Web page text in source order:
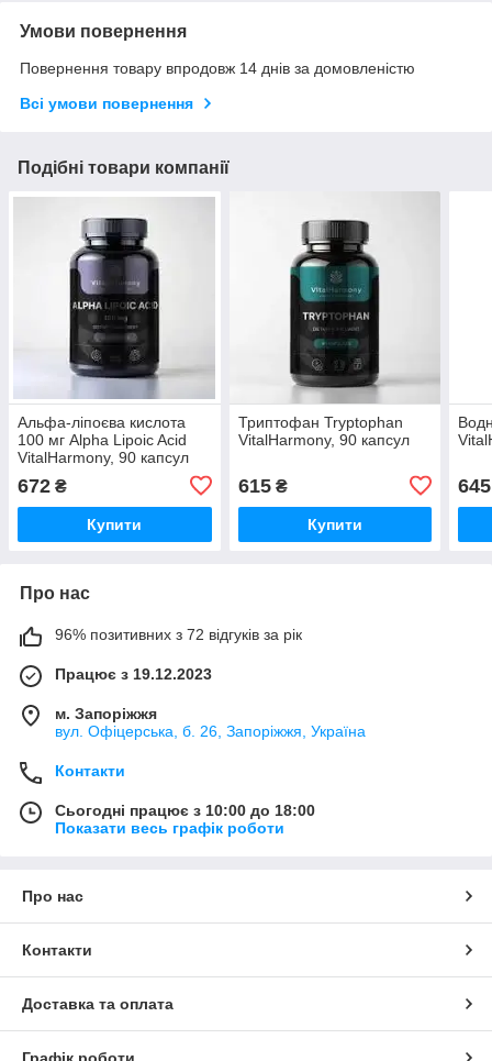
Умови повернення
Повернення товару впродовж 14 днів за домовленістю
Всі умови повернення
Подібні товари компанії
Альфа-ліпоєва кислота
100 мг Alpha Lipoic Acid
VitalHarmony, 90 капсул
672 ₴
Купити
Триптофан Tryptophan
VitalHarmony, 90 капсул
615₴
Купити
645
Про нас
96% позитивних з 72 відгуків за рік
Працює з 19.12.2023
м. Запоріжжя
вул. Офіцерська, б. 26, Запоріжжя, Україна
Контакти
Сьогодні працює з 10:00 до 18:00
Показати весь графік роботи
Про нас
Контакти
Доставка та оплата